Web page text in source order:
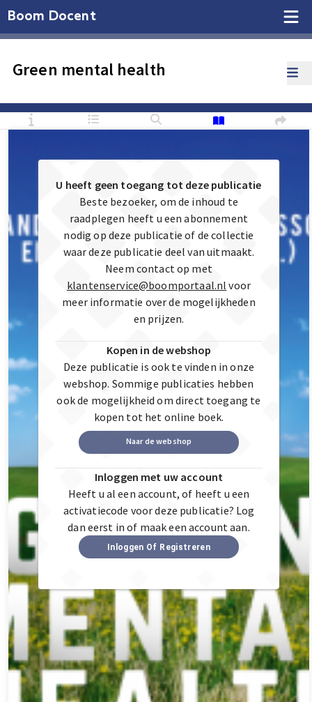
Boom Docent
Green mental health
U heeft geen toegang tot deze publicatie
Beste bezoeker, om de inhoud te
raadplegen heeft u een abonnement
nodig op deze publicatie of de collectie
waar deze publicatie deel van uitmaakt.
Neem contact op met
klantenservice@boomportaal.nl voor
meer informatie over de mogelijkheden
en prijzen.
Kopen in de webshop
Deze publicatie is ook te vinden in onze
webshop. Sommige publicaties hebben
ook de mogelijkheid om direct toegang te
kopen tot het online boek.
Naar de webshop
Inloggen met uw account
Heeft u al een account, of heeft u een
activatiecode voor deze publicatie? Log
dan eerst in of maak een account aan.
Inloggen Of Registreren